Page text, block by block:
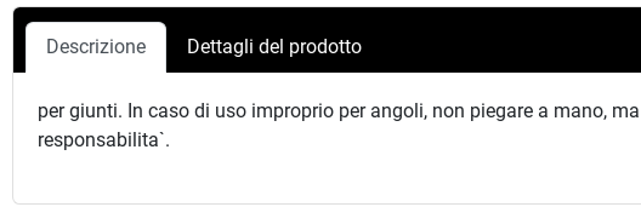
Descrizione Dettagli del prodotto
per giunti. In caso di uso improprio per angoli, non piegare a mano,
responsabilita`.